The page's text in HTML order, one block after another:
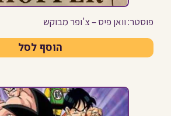
פוסטר: וואן פיס – צ'ופר מבוקש
הוסף לסל